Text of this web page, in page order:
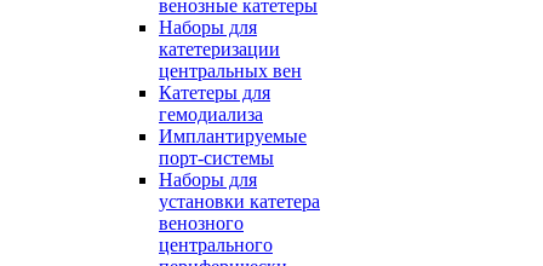
венозные катетеры
Наборы для
катетеризации
центральных вен
Катетеры для
гемодиализа
Имплантируемые
порт‑системы
Наборы для
установки катетера
венозного
центрального